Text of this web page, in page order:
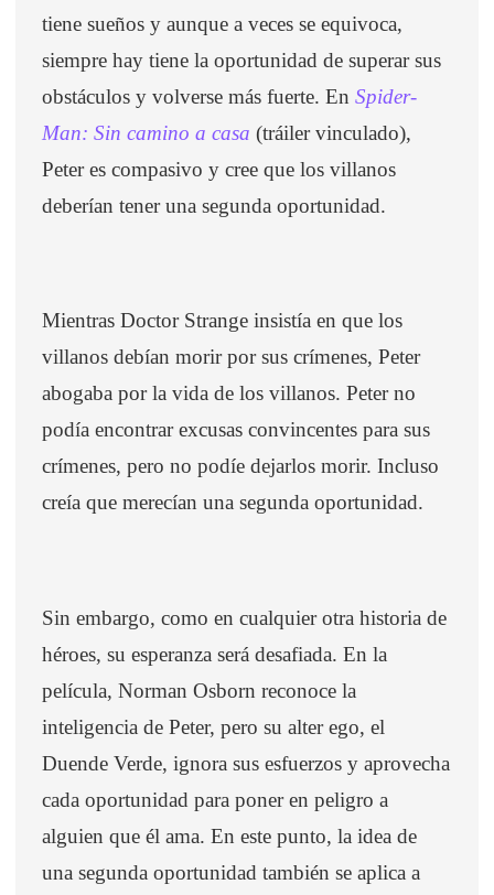
tiene sueños y aunque a veces se equivoca,
siempre hay tiene la oportunidad de superar sus
obstáculos y volverse más fuerte. EnSpider-
Man: Sin camino a casa (tráiler vinculado),
Peter es compasivo y cree que los villanos
deberían tener una segunda oportunidad.
Mientras Doctor Strange insistía en que los
villanos debían morir por sus crímenes, Peter
abogaba por la vida de los villanos. Peter no
podía encontrar excusas convincentes para sus
crímenes, pero no podíe dejarlos morir. Incluso
creía que merecían una segunda oportunidad.
Sin embargo, como en cualquier otra historia de
héroes, su esperanza será desafiada. En la
película, Norman Osborn reconoce la
inteligencia de Peter, pero su alter ego, el
Duende Verde, ignora sus esfuerzos y aprovecha
cada oportunidad para poner en peligro a
alguien que él ama. En este punto, la idea de
una segunda oportunidad también se aplica a